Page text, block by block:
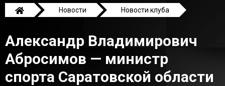
Новости
Новости клуба
спорта Саратовской области
Александр Владимирович
Абросимов — министр
спорта Саратовской области